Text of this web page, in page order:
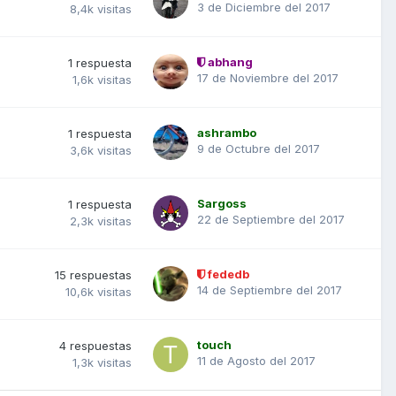
8,4k visitas
3 de Diciembre del 2017
1 respuesta
1,6k visitas
abhang
17 de Noviembre del 2017
1 respuesta
3,6k visitas
ashrambo
9 de Octubre del 2017
1 respuesta
2,3k visitas
Sargoss
22 de Septiembre del 2017
15 respuestas
10,6k visitas
fededb
14 de Septiembre del 2017
4 respuestas
1,3k visitas
touch
11 de Agosto del 2017